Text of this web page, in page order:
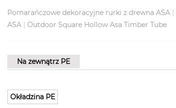
Pomarańczowe dekoracyjne rurki z drewna ASA |
ASA | Outdoor Square Hollow Asa Timber Tube
Na zewnątrz PE
Okładzina PE